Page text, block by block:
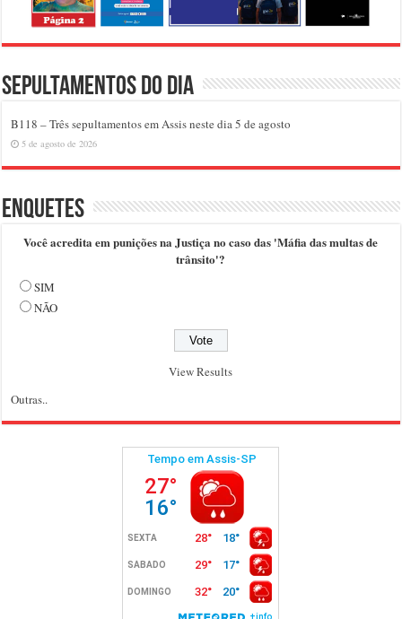
Sepultamentos do dia
B118 – Três sepultamentos em Assis neste dia 5 de agosto
5 de agosto de 2026
Enquetes
Você acredita em punições na Justiça no caso das 'Máfia das multas de
trânsito'?
SIM
NÃO
View Results
Outras..